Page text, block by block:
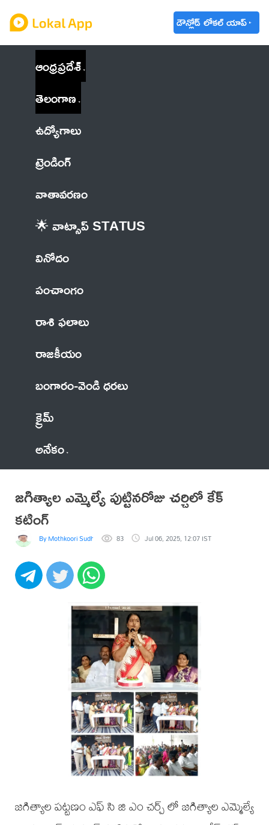
డౌన్లోడ్ లోకల్ యాప్
ఆంధ్రప్రదేశ్
తెలంగాణ
ఉద్యోగాలు
ట్రెండింగ్
వాతావరణం
🌟 వాట్సాప్ STATUS
వినోదం
పంచాంగం
రాశి ఫలాలు
రాజకీయం
బంగారం-వెండి ధరలు
క్రైమ్
అనేకం
జగిత్యాల ఎమ్మెల్యే పుట్టినరోజు చర్చిలో కేక్
కటింగ్
By Mothkoori Sudheer Kumar
83 Jul 06, 2025, 12:07 IST
జగిత్యాల పట్టణం ఎఫ్ సి జి ఎం చర్చ్ లో జగిత్యాల ఎమ్మెల్యే